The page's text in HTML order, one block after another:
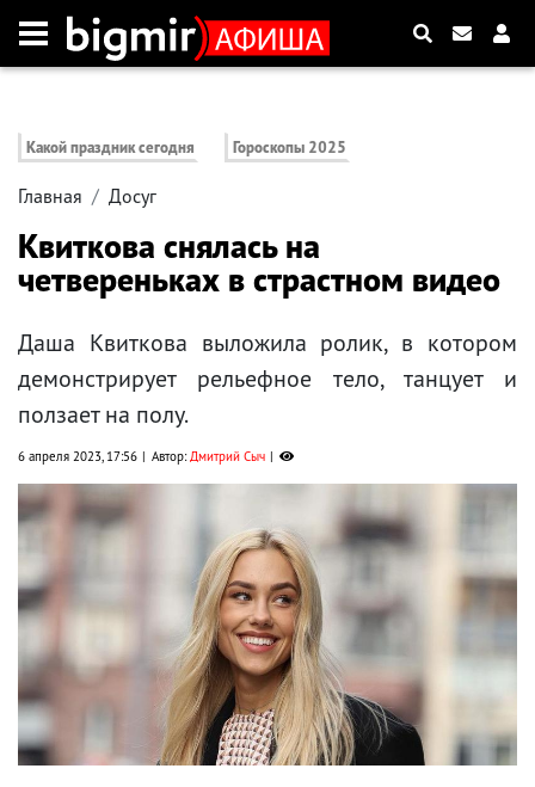
Какой праздник сегодня Гороскопы 2025
Главная Досуг
Квиткова снялась на
четвереньках в страстном видео
Даша Квиткова выложила ролик, в котором
демонстрирует рельефное тело, танцует и
ползает на полу.
6 апреля 2023, 17:56 Автор:Дмитрий Сыч